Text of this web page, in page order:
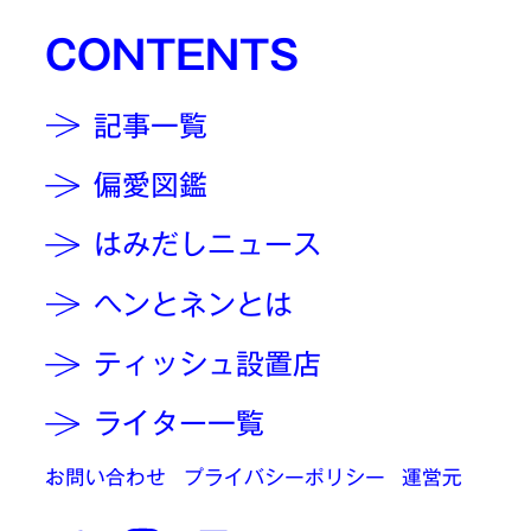
CONTENTS
記事一覧
偏愛図鑑
はみだしニュース
ヘンとネンとは
ティッシュ設置店
ライター一覧
お問い合わせ プライバシーポリシー 運営元